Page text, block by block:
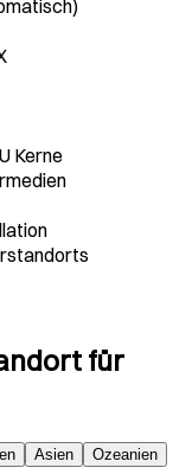
Kerne
für
Asien
Ozeanien